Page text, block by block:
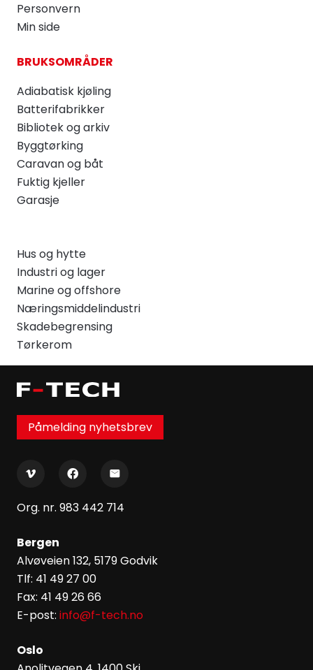
Personvern
Min side
BRUKSOMRÅDER
Adiabatisk kjøling
Batterifabrikker
Bibliotek og arkiv
Byggtørking
Caravan og båt
Fuktig kjeller
Garasje
Hus og hytte
Industri og lager
Marine og offshore
Næringsmiddelindustri
Skadebegrensing
Tørkerom
Påmelding nyhetsbrev
Org. nr. 983 442 714
Bergen
Alvøveien 132, 5179 Godvik
Tlf: 41 49 27 00
Fax: 41 49 26 66
E-post: info@f-tech.no
Oslo